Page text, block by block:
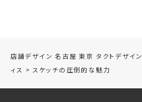
店舗デザイン 名古屋 東京 タクトデザイ
ィス > スケッチの圧倒的な魅力